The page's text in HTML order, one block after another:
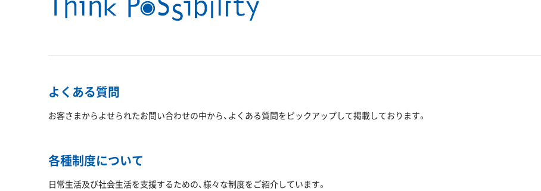
よくある質問
お客さまからよせられたお問い合わせの中から、よくある質問をピックアップして掲載しております。
各種制度について
日常生活及び社会生活を支援するための、様々な制度をご紹介しています。